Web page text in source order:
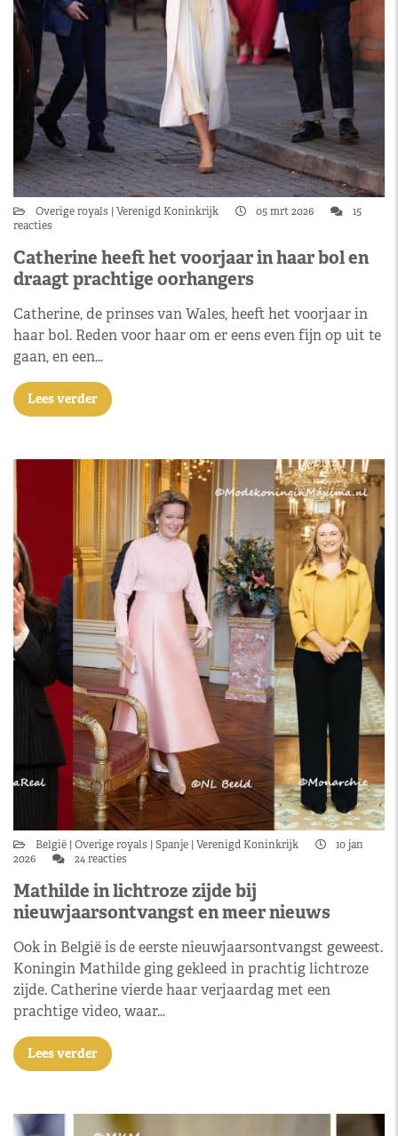
Overige royals Verenigd Koninkrijk 05 mrt 2026
15
reacties
Catherine heeft het voorjaar in haar bol en
draagt prachtige oorhangers
Catherine, de prinses van Wales, heeft het voorjaar in
haar bol. Reden voor haar om er eens even fijn op uit te
gaan, en een…
Lees verder
België Overige royals Spanje Verenigd Koninkrijk
10 jan
2026
24 reacties
Mathilde in lichtroze zijde bij
nieuwjaarsontvangst en meer nieuws
Ook in België is de eerste nieuwjaarsontvangst geweest.
Koningin Mathilde ging gekleed in prachtig lichtroze
zijde. Catherine vierde haar verjaardag met een
prachtige video, waar…
Lees verder